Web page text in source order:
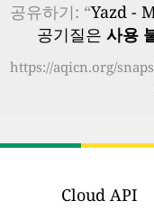
공유하기: “Yazd -
공기질은 사용
https://aqicn.org/
Cloud API